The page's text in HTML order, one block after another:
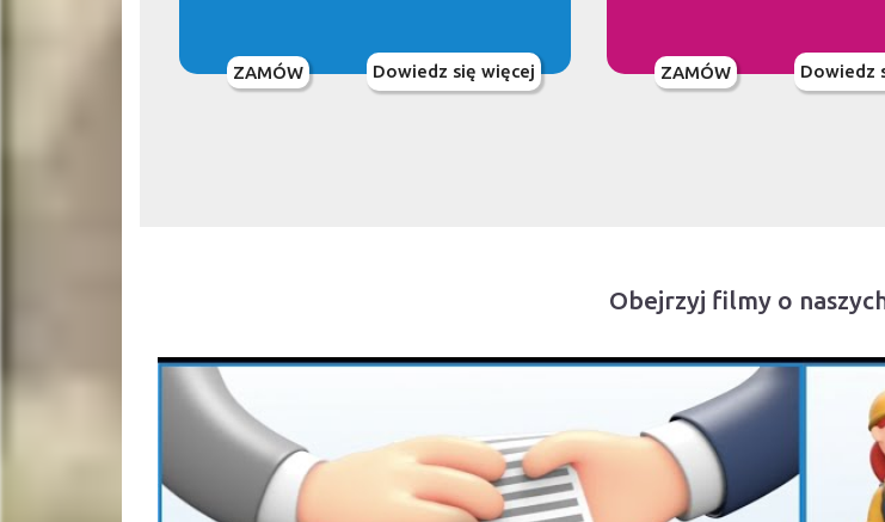
ZAMÓW Dowiedz się więcej ZAMÓW Dowiedz
Obejrzyj filmy o